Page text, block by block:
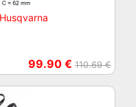
99.90 € 110.69 €